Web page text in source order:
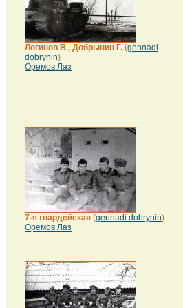
Логинов В., Добрынин Г. (gennadi
dobrynin)
Оремов Лаз
7-я гвардейская (gennadi dobrynin)
Оремов Лаз